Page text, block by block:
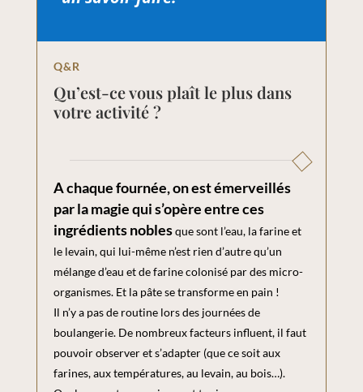
Q&R
Qu’est-ce vous plaît le plus dans
votre activité ?
A chaque fournée, on est émerveillés
par la magie qui s’opère entre ces
ingrédients noblesque sont l’eau, la farine et
le levain, qui lui-même n’est rien d’autre qu’un
mélange d’eau et de farine colonisé par des micro-
organismes. Et la pâte se transforme en pain !
Il n’y a pas de routine lors des journées de
boulangerie. De nombreux facteurs influent, il faut
pouvoir observer et s’adapter (que ce soit aux
farines, aux températures, au levain, au bois…).